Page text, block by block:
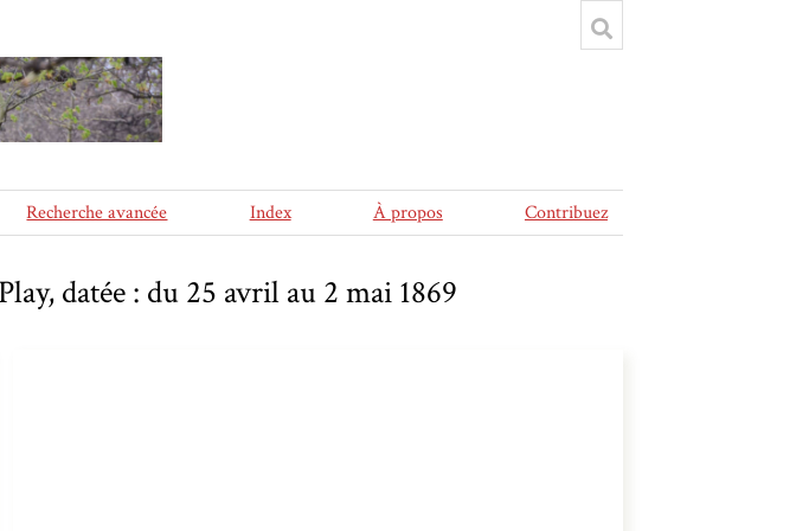
Recherche avancée Index À propos Contribuez
datée : du 25 avril au 2 mai 1869